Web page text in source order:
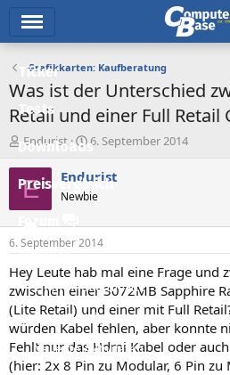
Ticker
Tests
Downloads
Preisvergleich
Forum
Aktuelles
Empfohlene Inhalte
Neue Beiträge
Neueste Aktivitäten
Grafikkarten: Kaufberatung
Was ist der Unterschied
Retail und einer Full Retail
E
r
s
t
l
e
r
Endurist
E
r
s
t
e
l
t
a
6. September 2014
E Endurist
Newbie
6. September 2014
Hey Leute hab mal eine Frage und
zwischen einer 3072MB Sapphire
(Lite Retail) und einer mit Full
würden Kabel fehlen, aber konnte
Fehlt nur das Hdmi Kabel oder
(hier: 2x 8 Pin zu Modular, 6 Pin zu